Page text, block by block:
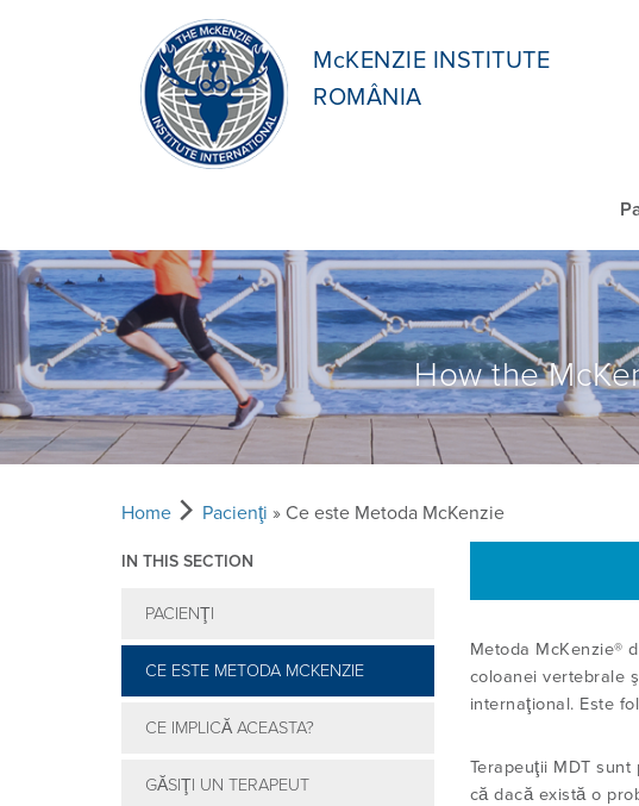
McKENZIE INSTITUTE
ROMÂNIA
How the
Home Pacienţi » Ce este Metoda McKenzie
IN THIS SECTION
PACIENŢI
CE ESTE METODA MCKENZIE
CE IMPLICĂ ACEASTA?
GĂSIŢI UN TERAPEUT
Metoda McKenzie®
coloanei vertebrale
internaţional. Este
Terapeuţii MDT
că dacă există o